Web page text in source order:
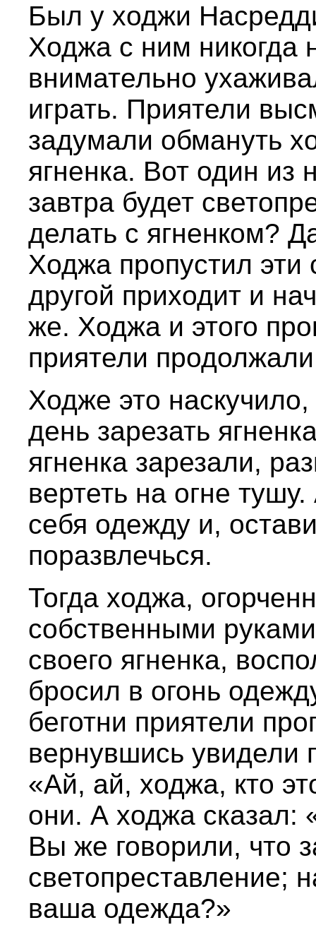
Был у ходжи
Ходжа с ним никогда
внимательно
играть. Приятели
задумали обмануть
ягненка. Вот один из
завтра будет
делать с ягненком?
Ходжа пропустил
другой приходит и
же. Ходжа и этого
приятели
Ходже это
день зарезать
ягненка зарезали,
вертеть на огне
себя одежду и,
поразвлечься.
Тогда ходжа,
собственными
своего ягненка,
бросил в огонь
беготни приятели
вернувшись увидели
«Ай, ай, ходжа, кто
они. А ходжа сказал:
Вы же говорили, что
светопреставление;
ваша одежда?»